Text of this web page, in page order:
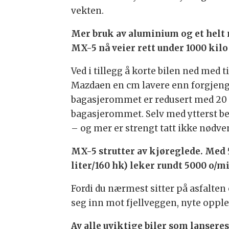
vekten.
Mer bruk av aluminium og et
MX-5 nå veier rett under 1000
Ved i tillegg å korte bilen ned med
Mazdaen en cm lavere enn
bagasjerommet er redusert med
bagasjerommet. Selv med ytterst
– og mer er strengt tatt ikke
MX-5 strutter av kjøreglede. Med
liter/160 hk) leker rundt 5000 o/
Fordi du nærmest sitter på asfalten
seg inn mot fjellveggen, nyte
Av alle uviktige biler som